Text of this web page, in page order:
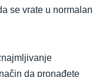
se vrate u normalan
da pronađete